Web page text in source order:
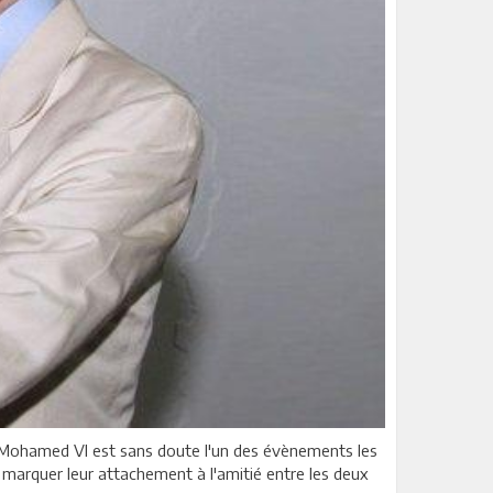
VI est sans doute l'un des évènements les
leur attachement à l'amitié entre les deux